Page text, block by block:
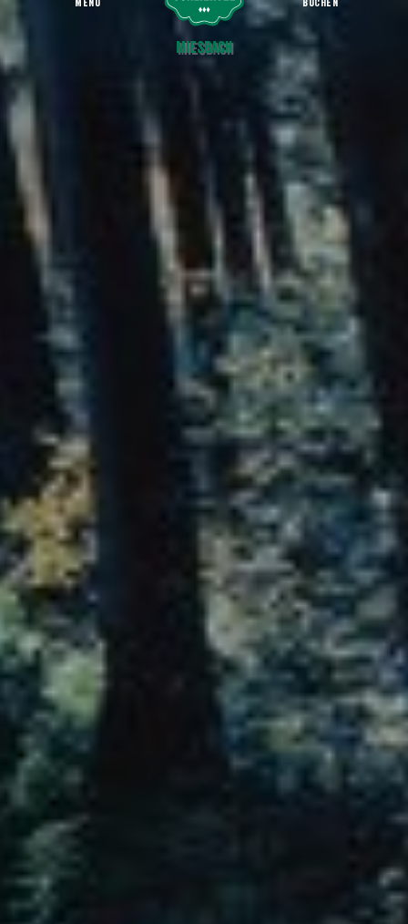
Anheizholz | Funkenflug
MENU
Miesbach
BUCHEN